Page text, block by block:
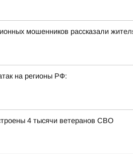
мошенников рассказали
на регионы РФ:
4 тысячи ветеранов СВО